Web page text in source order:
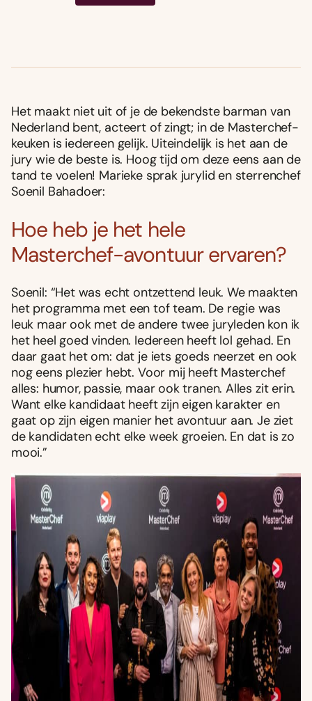
Het maakt niet uit of je de bekendste barman van
Nederland bent, acteert of zingt; in de Masterchef-
keuken is iedereen gelijk. Uiteindelijk is het aan de
jury wie de beste is. Hoog tijd om deze eens aan de
tand te voelen! Marieke sprak jurylid en sterrenchef
Soenil Bahadoer:
Hoe heb je het hele
Masterchef-avontuur ervaren?
Soenil: “Het was echt ontzettend leuk. We maakten
het programma met een tof team. De regie was
leuk maar ook met de andere twee juryleden kon ik
het heel goed vinden. Iedereen heeft lol gehad. En
daar gaat het om: dat je iets goeds neerzet en ook
nog eens plezier hebt. Voor mij heeft Masterchef
alles: humor, passie, maar ook tranen. Alles zit erin.
Want elke kandidaat heeft zijn eigen karakter en
gaat op zijn eigen manier het avontuur aan. Je ziet
de kandidaten echt elke week groeien. En dat is zo
mooi.”